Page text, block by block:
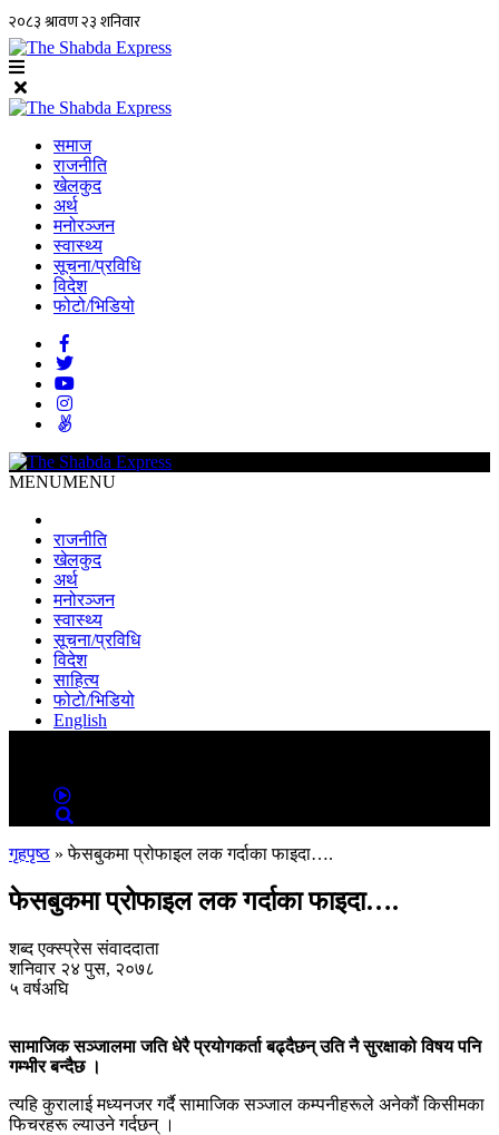
समाज
राजनीति
खेलकुद
अर्थ
मनोरञ्जन
स्वास्थ्य
सूचना/प्रविधि
विदेश
फोटो/भिडियो
MENUMENU
राजनीति
खेलकुद
अर्थ
मनोरञ्जन
स्वास्थ्य
सूचना/प्रविधि
विदेश
साहित्य
फोटो/भिडियो
English
गृहपृष्ठ »फेसबुकमा प्रोफाइल लक गर्दाका फाइदा….
फेसबुकमा प्रोफाइल लक गर्दाका फाइदा….
शब्द एक्स्प्रेस संवाददाता
शनिवार २४ पुस, २०७८
५ वर्षअघि
सामाजिक सञ्जालमा जति धेरै प्रयोगकर्ता बढ्दैछन् उति नै सुरक्षाको विषय पनि
गम्भीर बन्दैछ ।
त्यहि कुरालाई मध्यनजर गर्दै सामाजिक सञ्जाल कम्पनीहरूले अनेकौं किसीमका
फिचरहरू ल्याउने गर्दछन् ।